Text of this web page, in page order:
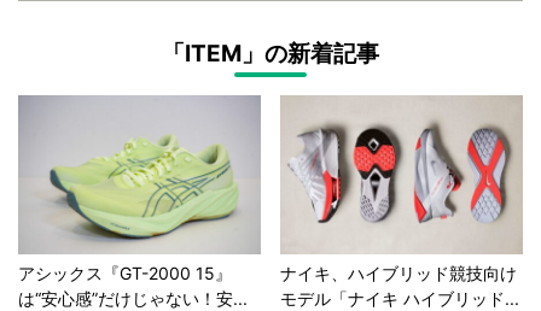
「ITEM」の新着記事
アシックス『GT-2000 15』
は“安心感”だけじゃない！安...
ナイキ、ハイブリッド競技向け
モデル「ナイキ ハイブリッド...